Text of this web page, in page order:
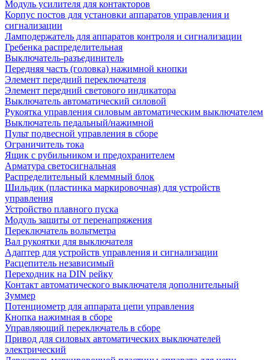
Модуль усилителя для контакторов
Корпус постов для установки аппаратов управления и
сигнализации
Ламподержатель для аппаратов контроля и сигнализации
Гребенка распределительная
Выключатель-разъединитель
Передняя часть (головка) нажимной кнопки
Элемент передний переключателя
Элемент передний светового индикатора
Выключатель автоматический силовой
Рукоятка управления силовым автоматическим выключателем
Выключатель педальный/нажимной
Пульт подвесной управления в сборе
Ограничитель тока
Ящик с рубильником и предохранителем
Арматура светосигнальная
Распределительный клеммный блок
Шильдик (пластинка маркировочная) для устройств
управления
Устройство плавного пуска
Модуль защиты от перенапряжения
Переключатель вольтметра
Вал рукоятки для выключателя
Адаптер для устройств управления и сигнализации
Расцепитель независимый
Переходник на DIN рейку
Контакт автоматического выключателя дополнительный
Зуммер
Потенциометр для аппарата цепи управления
Кнопка нажимная в сборе
Управляющий переключатель в сборе
Привод для силовых автоматических выключателей
электрический